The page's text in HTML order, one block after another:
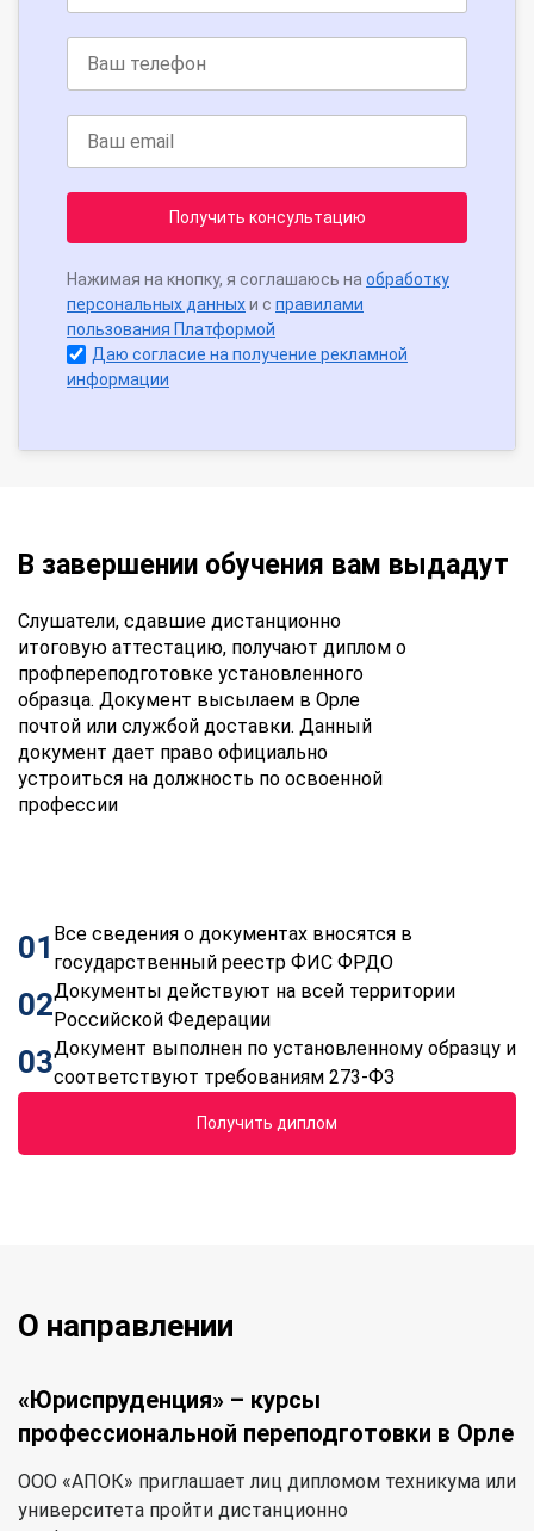
Получить консультацию
Нажимая на кнопку, я соглашаюсь на обработку
персональных данныхи с правилами
пользования Платформой
Даю согласие на получение рекламной
информации
В завершении обучения вам выдадут
Слушатели, сдавшие дистанционно
итоговую аттестацию, получают диплом о
профпереподготовке установленного
образца. Документ высылаем в Орле
почтой или службой доставки. Данный
документ дает право официально
устроиться на должность по освоенной
профессии
01 Все сведения о документах вносятся в
государственный реестр ФИС ФРДО
02Документы действуют на всей территории
Российской Федерации
03Документ выполнен по установленному образцу и
соответствуют требованиям 273-ФЗ
Получить диплом
О направлении
«Юриспруденция» – курсы
профессиональной переподготовки в Орле
ООО «АПОК» приглашает лиц дипломом техникума или
университета пройти дистанционно